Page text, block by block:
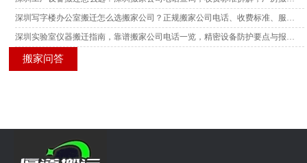
搬家问答